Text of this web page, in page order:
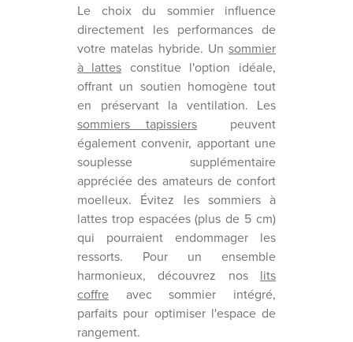
Le choix du sommier influence
directement les performances de
votre matelas hybride. Un sommier
à lattes constitue l'option idéale,
offrant un soutien homogène tout
en préservant la ventilation. Les
sommiers tapissiers peuvent
également convenir, apportant une
souplesse supplémentaire
appréciée des amateurs de confort
moelleux. Évitez les sommiers à
lattes trop espacées (plus de 5 cm)
qui pourraient endommager les
ressorts. Pour un ensemble
harmonieux, découvrez nos lits
coffre avec sommier intégré,
parfaits pour optimiser l'espace de
rangement.